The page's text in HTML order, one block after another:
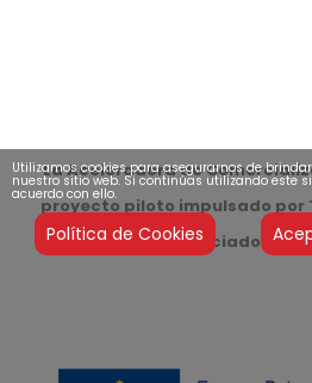
La Aceleradora de
proyecto piloto impulsado por
financiado a
Utilizamos cookies para asegurarnos de
nuestro sitio web. Si continúas utilizando este
acuerdo con ello.
Política de Cookies